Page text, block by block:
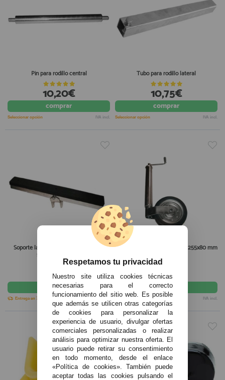
Pin para rodillo central
10,20€
comprar
Seleccionar opción IVA incl.
Tubo para rodillo lateral
10,75€
comprar
Seleccionar opción IVA incl.
Soporte lateral con banda de goma y
soporte articulado
39,90€
comprar
Entrega en 7-10 días
Rueda frontal para remolque 255x80 mm
144,50€
comprar
Entrega en 7-10 días IVA incl.
Respetamos tu privacidad
Nuestro site utiliza cookies técnicas
necesarias para el correcto
funcionamiento del sitio web. Es posible
que además se utilicen otras categorías
de cookies para personalizar la
experiencia de usuario, divulgar ofertas
comerciales personalizadas o realizar
análisis para optimizar nuestra oferta. El
usuario puede retirar su consentimiento
en todo momento, desde el enlace
«Política de cookies». También puede
aceptar todas las cookies pulsando el